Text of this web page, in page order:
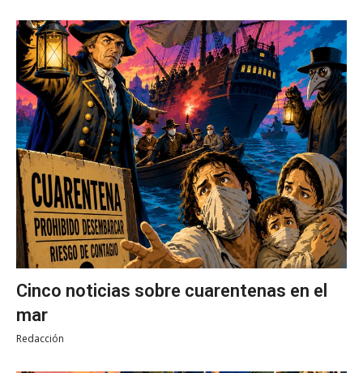
Cinco noticias sobre cuarentenas en el
mar
Redacción